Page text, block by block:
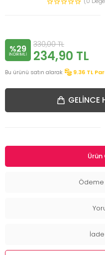
%29
INDIRIMLI
330,00TL
234,90 TL
Bu ürünü satın alarak 9.36 TL
GELINCE
İade